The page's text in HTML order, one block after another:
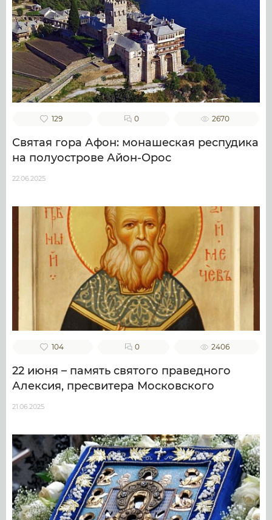
129 0 2670
Святая гора Афон: монашеская респудика
на полуострове Айон-Орос
22.06.2025
104 0 2406
22 июня – память святого праведного
Алексия, пресвитера Московского
21.06.2025